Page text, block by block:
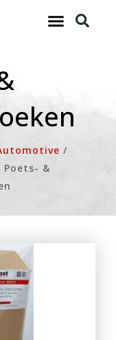
/
Poets- &